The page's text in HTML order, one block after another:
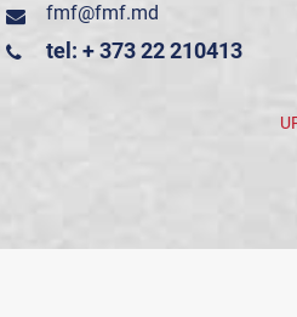
fmf@fmf.md
tel: + 373 22 210413